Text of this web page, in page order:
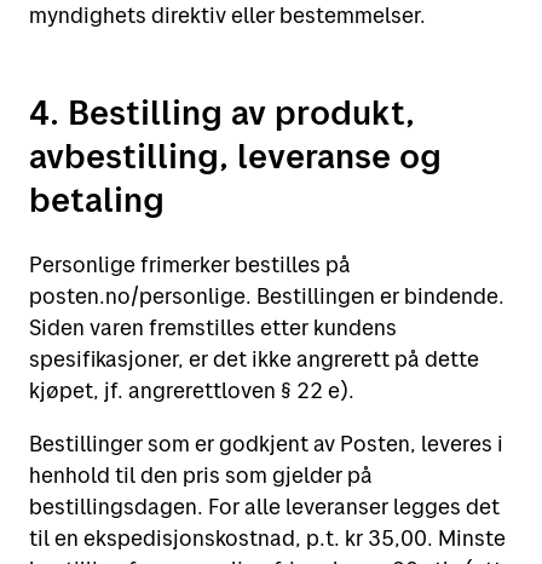
myndighets direktiv eller bestemmelser.
4. Bestilling av produkt,
avbestilling, leveranse og
betaling
Personlige frimerker bestilles på
posten.no/personlige. Bestillingen er bindende.
Siden varen fremstilles etter kundens
spesifikasjoner, er det ikke angrerett på dette
kjøpet, jf. angrerettloven § 22 e).
Bestillinger som er godkjent av Posten, leveres i
henhold til den pris som gjelder på
bestillingsdagen. For alle leveranser legges det
til en ekspedisjonskostnad, p.t. kr 35,00. Minste